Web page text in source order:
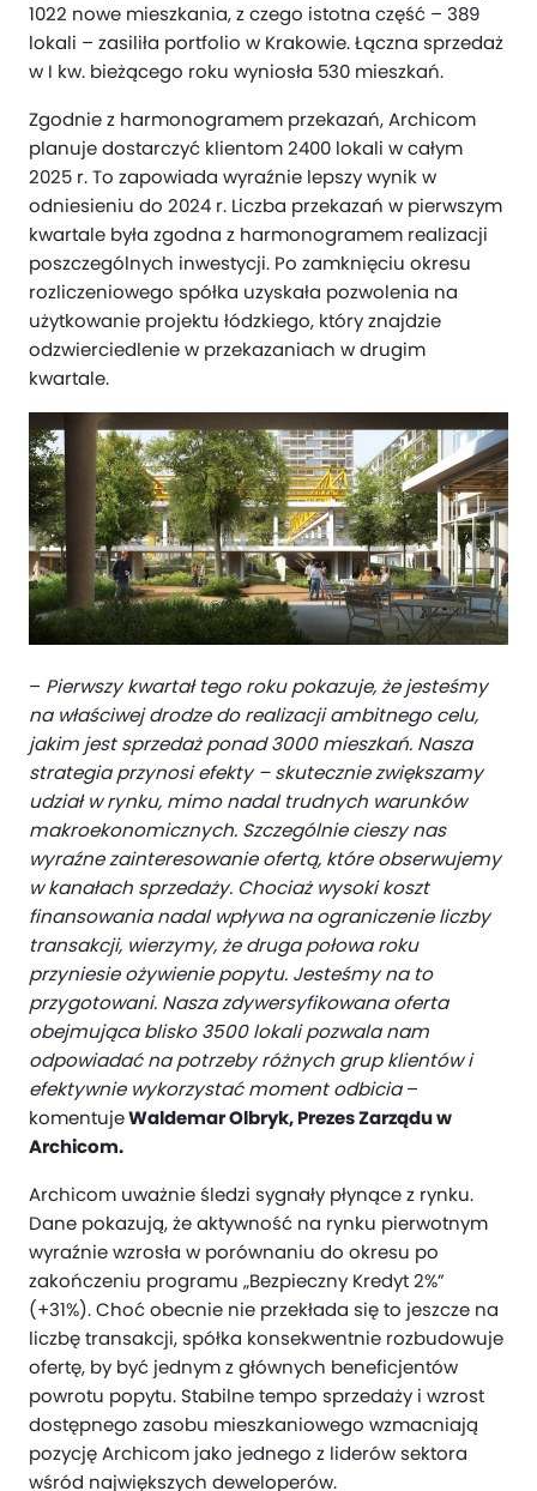
1022 nowe mieszkania, z czego istotna część – 389
lokali – zasiliła portfolio w Krakowie. Łączna sprzedaż
w I kw. bieżącego roku wyniosła 530 mieszkań.
Zgodnie z harmonogramem przekazań, Archicom
planuje dostarczyć klientom 2400 lokali w całym
2025 r. To zapowiada wyraźnie lepszy wynik w
odniesieniu do 2024 r. Liczba przekazań w pierwszym
kwartale była zgodna z harmonogramem realizacji
poszczególnych inwestycji. Po zamknięciu okresu
rozliczeniowego spółka uzyskała pozwolenia na
użytkowanie projektu łódzkiego, który znajdzie
odzwierciedlenie w przekazaniach w drugim
kwartale.
– Pierwszy kwartał tego roku pokazuje, że jesteśmy
na właściwej drodze do realizacji ambitnego celu,
jakim jest sprzedaż ponad 3000 mieszkań. Nasza
strategia przynosi efekty – skutecznie zwiększamy
udział w rynku, mimo nadal trudnych warunków
makroekonomicznych. Szczególnie cieszy nas
wyraźne zainteresowanie ofertą, które obserwujemy
w kanałach sprzedaży. Chociaż wysoki koszt
finansowania nadal wpływa na ograniczenie liczby
transakcji, wierzymy, że druga połowa roku
przyniesie ożywienie popytu. Jesteśmy na to
przygotowani. Nasza zdywersyfikowana oferta
obejmująca blisko 3500 lokali pozwala nam
odpowiadać na potrzeby różnych grup klientów i
efektywnie wykorzystać moment odbicia–
komentujeWaldemar Olbryk, Prezes Zarządu w
Archicom.
Archicom uważnie śledzi sygnały płynące z rynku.
Dane pokazują, że aktywność na rynku pierwotnym
wyraźnie wzrosła w porównaniu do okresu po
zakończeniu programu „Bezpieczny Kredyt 2%”
(+31%). Choć obecnie nie przekłada się to jeszcze na
liczbę transakcji, spółka konsekwentnie rozbudowuje
ofertę, by być jednym z głównych beneficjentów
powrotu popytu. Stabilne tempo sprzedaży i wzrost
dostępnego zasobu mieszkaniowego wzmacniają
pozycję Archicom jako jednego z liderów sektora
wśród największych deweloperów.